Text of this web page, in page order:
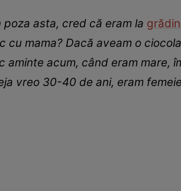
poza asta, cred că eram la
cu mama? Dacă aveam o
aminte acum, când eram mare,
vreo 30-40 de ani, eram femeie